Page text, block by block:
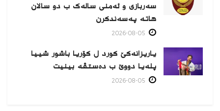
سەربازی و ئەمنی سالەک ب دو سالان
هاتە پەسەندكرن
یاریزانەكێ کورد ل کۆریا باشور شییا
پلەیا دووێ ب دەستڤە بینیت